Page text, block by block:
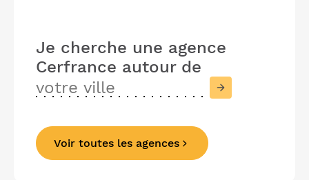
Je cherche une agence
Cerfrance autour de
PrécédentSuivant
Voir toutes les agences